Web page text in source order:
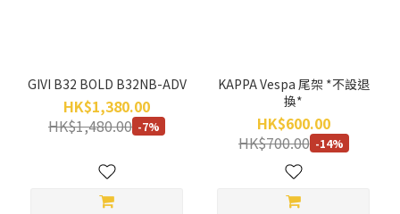
GIVI B32 BOLD B32NB-ADV
HK$1,380.00
HK$1,480.00 -7%
KAPPA Vespa 尾架 *不設退
換*
HK$600.00
HK$700.00 -14%